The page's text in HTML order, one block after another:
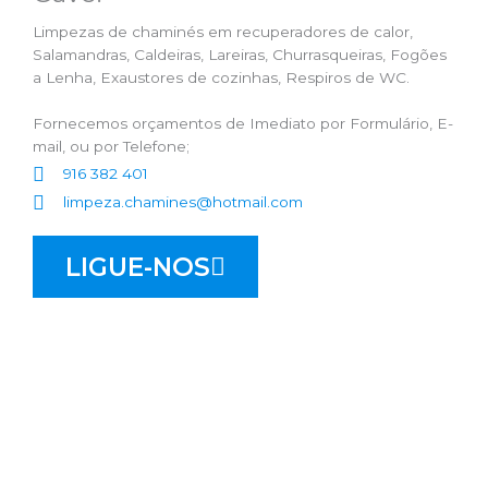
Limpezas de chaminés em recuperadores de calor,
Salamandras, Caldeiras, Lareiras, Churrasqueiras, Fogões
a Lenha, Exaustores de cozinhas, Respiros de WC.
Fornecemos orçamentos de Imediato por Formulário, E-
mail, ou por Telefone;
916 382 401
limpeza.chamines@hotmail.com
LIGUE-NOS